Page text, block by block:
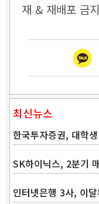
재 & 재배포 금
최신뉴스
한국투자증권, 대학
SK하이닉스, 2분기
인터넷은행 3사, 이